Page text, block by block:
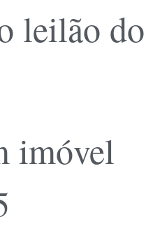
leilão do
imóvel